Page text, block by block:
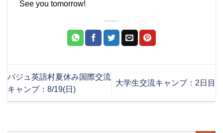
See you tomorrow!
パジュ英語村夏休み国際交流
キャンプ：8/19(日)
大学生交流キャンプ：2日目